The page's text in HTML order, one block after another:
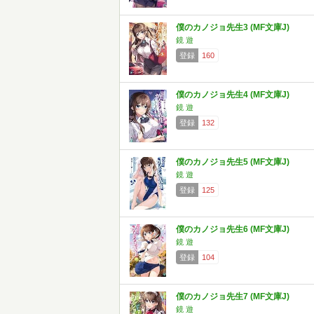
僕のカノジョ先生3 (MF文庫J)
鏡 遊
登録
160
僕のカノジョ先生4 (MF文庫J)
鏡 遊
登録
132
僕のカノジョ先生5 (MF文庫J)
鏡 遊
登録
125
僕のカノジョ先生6 (MF文庫J)
鏡 遊
登録
104
僕のカノジョ先生7 (MF文庫J)
鏡 遊